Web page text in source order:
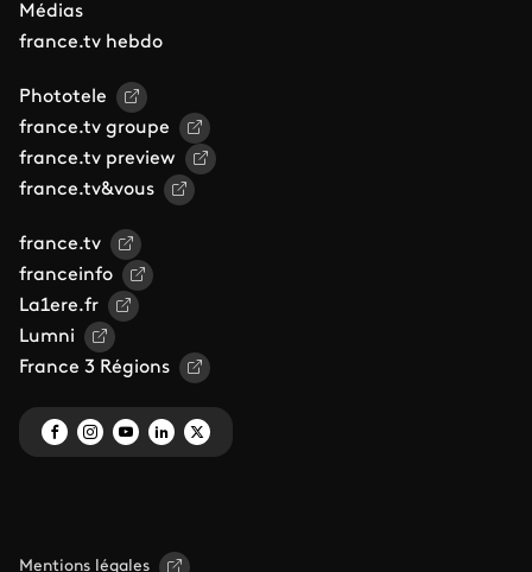
Médias
france.tv hebdo
Phototele
france.tv groupe
france.tv preview
france.tv&vous
france.tv
franceinfo
La1ere.fr
Lumni
France 3 Régions
Mentions légales